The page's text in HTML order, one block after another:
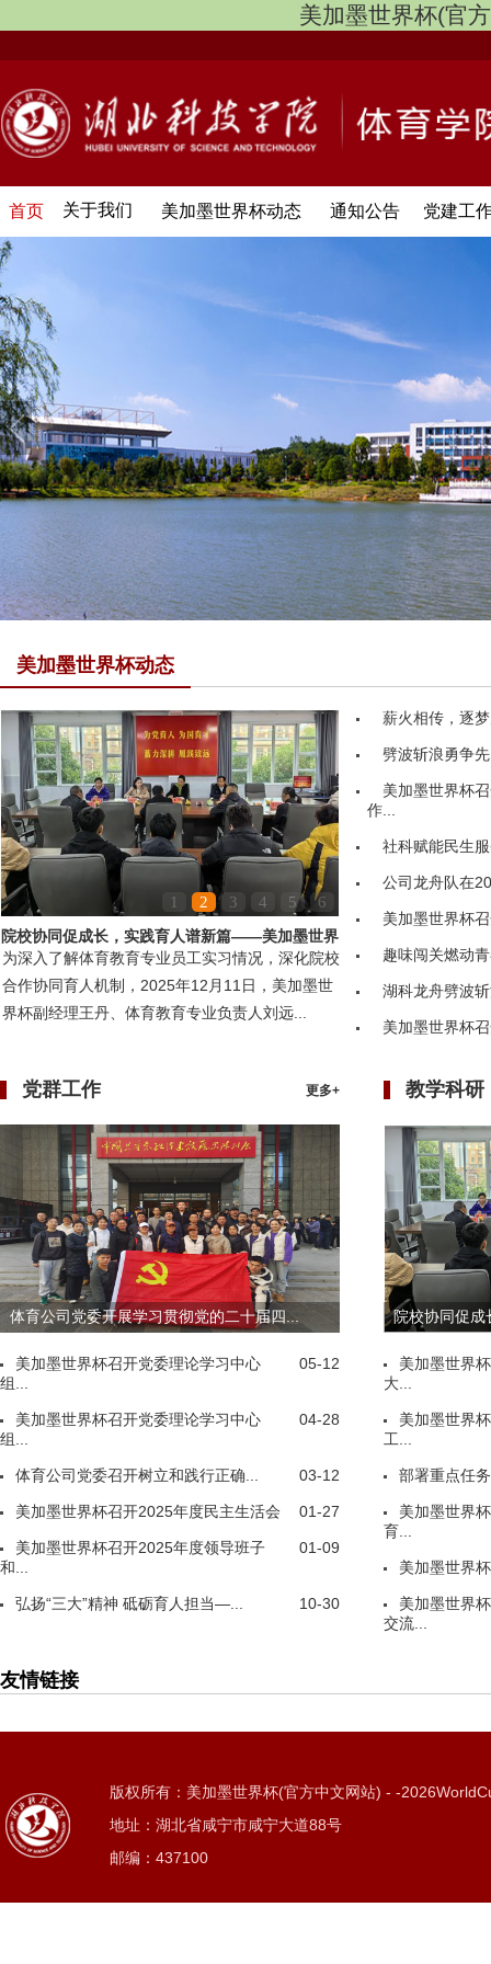
美加墨世界杯(官
首页 关于我们 美加墨世界杯动态 通知公告 党建工
美加墨世界杯动态
1 2 3 4 5
6
院校协同促成长，实践育人谱新篇——美加墨世界
杯领导赴嘉鱼县第...
为深入了解体育教育专业员工实习情况，深化院校
合作协同育人机制，2025年12月11日，美加墨世
界杯副经理王丹、体育教育专业负责人刘远...
薪火相传，逐
劈波斩浪勇争
美加墨世界杯
作...
社科赋能民生
公司龙舟队在
美加墨世界杯
趣味闯关燃动
湖科龙舟劈波
美加墨世界杯
更多+
党群工作
体育公司党委开展学习贯彻党的二十届四...
05-12
美加墨世界杯召开党委理论学习中心
组...
04-28
美加墨世界杯召开党委理论学习中心
组...
03-12
体育公司党委召开树立和践行正确...
01-27
美加墨世界杯召开2025年度民主生活会
01-09
美加墨世界杯召开2025年度领导班子
和...
10-30
弘扬“三大”精神 砥砺育人担当—...
教学科研
院校协同促
美加墨世界
大...
美加墨世界
工...
部署重点任
美加墨世界
育...
美加墨世界
美加墨世界
交流...
友情链接
版权所有：美加墨世界杯(官方中文网站) - -
地址：湖北省咸宁市咸宁大道88号
邮编：437100